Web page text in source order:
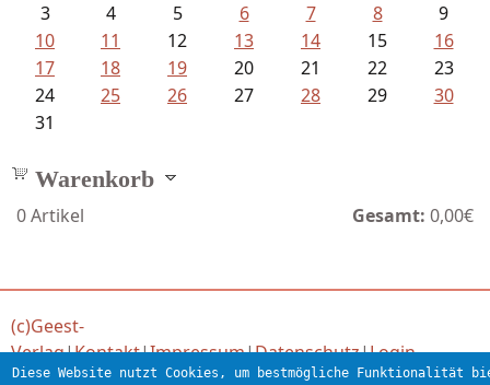
3
4 5 6 7 8
9
10
11 12 13 14 15
16
17
18 19 20 21 22
23
24
25 26 27 28 29
30
31
Warenkorb
0Artikel Gesamt: 0,00€
(c)Geest-
Verlag|Kontakt|Impressum|Datenschutz|Login
Diese Website nutzt Cookies, um bestmögliche Funktionalität